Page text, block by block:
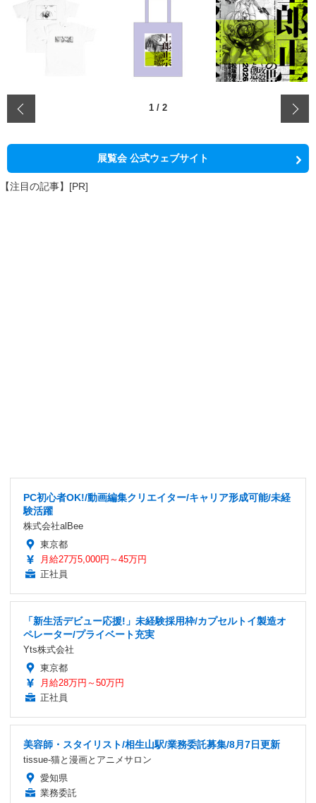
1 / 2
展覧会 公式ウェブサイト
【注目の記事】[PR]
PC初心者OK!/動画編集クリエイター/キャリア形成可能/未経
験活躍
株式会社alBee
東京都
月給27万5,000円～45万円
正社員
「新生活デビュー応援!」未経験採用枠/カプセルトイ製造オ
ペレーター/プライベート充実
Yts株式会社
東京都
月給28万円～50万円
正社員
美容師・スタイリスト/相生山駅/業務委託募集/8月7日更新
tissue-猫と漫画とアニメサロン
愛知県
業務委託